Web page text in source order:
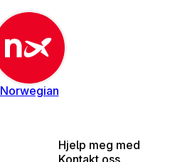
Norwegian
Hjelp meg med
Kontakt oss